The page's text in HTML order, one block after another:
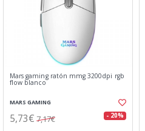
Mars gaming ratón mmg 3200dpi rgb
flow blanco
MARS GAMING
5,73€ 7,17€ - 20%